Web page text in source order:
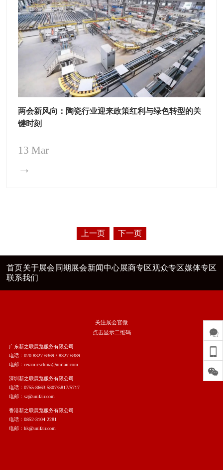
两会新风向：陶瓷行业迎来政策红利与绿色转型的关
键时刻
13 Mar
→
上一页 下一页
首页关于展会 同期展会新闻中心展商专区观众专区媒体专区
联系我们
关注展会官微
点击显示二维码
广东新之联展览服务有限公司
电话：020-8327 6369 / 8327 6389
电邮：ceramicschina@unifair.com
深圳新之联展览服务有限公司
电话：0755-8663 5807/5817/5717
电邮：sz@unifair.com
香港新之联展览服务有限公司
电话：0852-3104 2281
电邮：hk@unifair.com